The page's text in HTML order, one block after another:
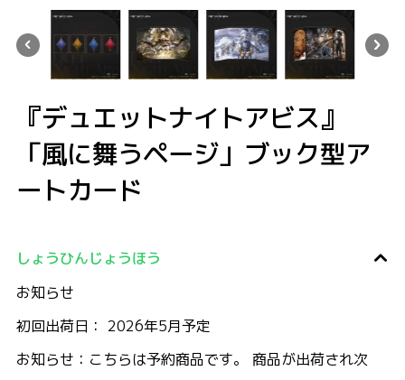
『デュエットナイトアビス』
「風に舞うページ」ブック型ア
ートカード
しょうひんじょうほう
お知らせ
初回出荷日： 2026年5月予定
お知らせ：こちらは予約商品です。 商品が出荷され次